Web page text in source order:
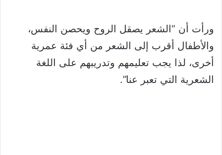
ورأت أن “الشعر يصقل الروح ويحصن النفس،
والأطفال أقرب إلى الشعر من أي فئة عمرية
أخرى، لذا يجب تعليمهم وتدريبهم على اللغة
الشعرية التي تعبر عنا”.